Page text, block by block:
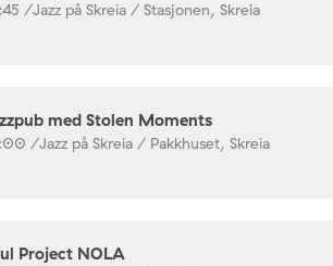
/Jazz på Skreia / Stasjonen, Skreia
med Stolen Moments
/Jazz på Skreia / Pakkhuset, Skreia
Project NOLA